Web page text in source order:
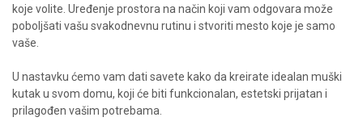
koje volite. Uređenje prostora na način koji vam odgovara može
poboljšati vašu svakodnevnu rutinu i stvoriti mesto koje je samo
vaše.
U nastavku ćemo vam dati savete kako da kreirate idealan muški
kutak u svom domu, koji će biti funkcionalan, estetski prijatan i
prilagođen vašim potrebama.